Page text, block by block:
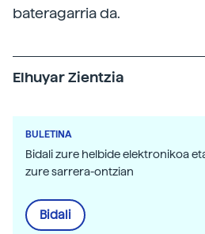
bateragarria da.
Elhuyar Zientzia
BULETINA
Bidali zure helbide elektronikoa
zure sarrera-ontzian
Bidali